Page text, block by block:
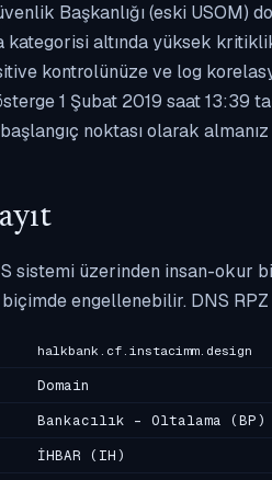
Başkanlığı (eski
kategorisi altında yüksek
kontrolünüze ve log
1 Şubat 2019 saat 13:39
noktası olarak
sistemi üzerinden insan-okur
engellenebilir. DNS
halkbank.cf.instacimm.design
Domain
Bankacılık - Oltalama (BP)
İHBAR (IH)